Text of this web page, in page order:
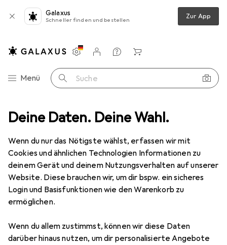
Deine Daten. Deine Wahl.
Wenn du nur das Nötigste wählst, erfassen wir mit
Cookies und ähnlichen Technologien Informationen zu
deinem Gerät und deinem Nutzungsverhalten auf unserer
Website. Diese brauchen wir, um dir bspw. ein sicheres
Login und Basisfunktionen wie den Warenkorb zu
ermöglichen.
Wenn du allem zustimmst, können wir diese Daten
darüber hinaus nutzen, um dir personalisierte Angebote
Galaxus
Schneller finden und bestellen Zur App
Navigation nach Kategorien
Menü Suche
Einstellungen
Kundenkonto
Vergleichslisten
Merklisten
Warenkorb
Scanner Zubehör Datalogic Wireless Charging Base Station
4 Bilder
Datalogic Wireless Charging Base
Station
1
Bewertungen Marke
Mehr von Datalogic